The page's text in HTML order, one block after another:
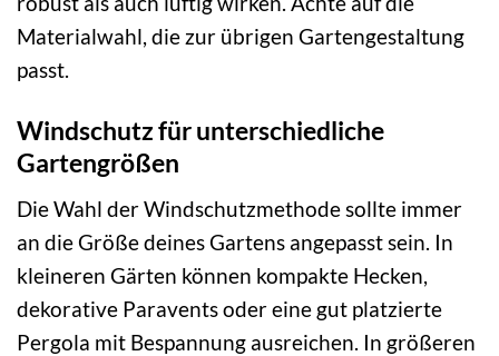
Materialwahl, die zur übrigen Gartengestaltung
passt.
Windschutz für unterschiedliche
Gartengrößen
Die Wahl der Windschutzmethode sollte immer
an die Größe deines Gartens angepasst sein. In
kleineren Gärten können kompakte Hecken,
dekorative Paravents oder eine gut platzierte
Pergola mit Bespannung ausreichen. In größeren